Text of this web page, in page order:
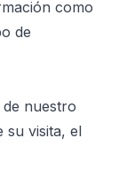
como
de
nuestro
su visita, el